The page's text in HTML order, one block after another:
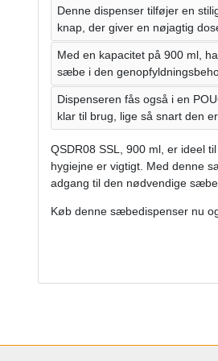
Denne dispenser tilføjer en
knap, der giver en nøjagtig
Med en kapacitet på 900 ml,
sæbe i den
Dispenseren fås også i en
klar til brug, lige så snart den
QSDR08 SSL, 900 ml, er ideel
hygiejne er vigtigt. Med denne
adgang til den nødvendige sæbe
Køb denne sæbedispenser nu